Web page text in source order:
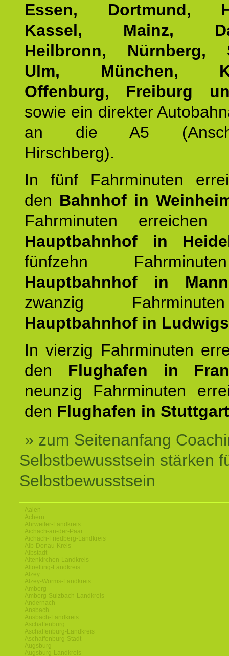
Essen, Dortmund,
Kassel, Mainz,
Heilbronn, Nürnberg,
Ulm, München,
Offenburg, Freiburg
sowie ein direkter
an die A5
Hirschberg).
In fünf Fahrminuten
den Bahnhof in
Fahrminuten
Hauptbahnhof in
fünfzehn
Hauptbahnhof in
zwanzig
Hauptbahnhof in
In vierzig Fahrminuten
den Flughafen in
neunzig Fahrminuten
den Flughafen in
» zum Seitenanfang
Selbstbewusstsein stärken
Selbstbewusstsein
Aalen
Achern
Ahrweiler-Landkreis
Aichach-an-der-Paar
Aichach-Friedberg-Landkreis
Alb-Donau-Kreis
Albstadt
Altenkirchen-Landkreis
Altoetting-Landkreis
Alzey
Alzey-Worms-Landkreis
Amberg
Amberg-Sulzbach-Landkreis
Andernach
Ansbach
Ansbach-Landkreis
Aschaffenburg
Aschaffenburg-Landkreis
Aschaffenburg-Stadt
Augsburg
Augsburg-Landkreis